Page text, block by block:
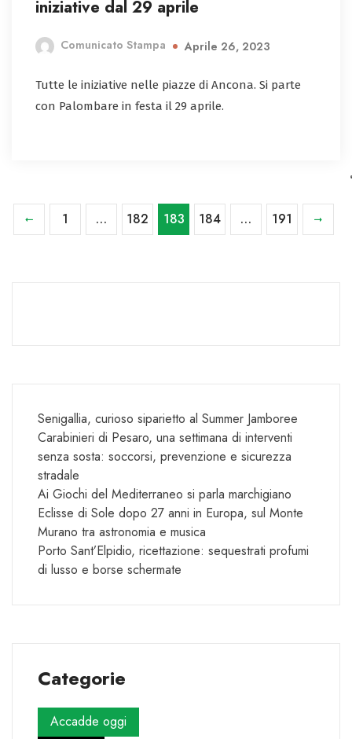
iniziative dal 29 aprile
Comunicato Stampa Aprile 26, 2023
Tutte le iniziative nelle piazze di Ancona. Si parte
con Palombare in festa il 29 aprile.
1 … 182 183 184 … 191
Senigallia, curioso siparietto al Summer Jamboree
Carabinieri di Pesaro, una settimana di interventi
senza sosta: soccorsi, prevenzione e sicurezza
stradale
Ai Giochi del Mediterraneo si parla marchigiano
Eclisse di Sole dopo 27 anni in Europa, sul Monte
Murano tra astronomia e musica
Porto Sant’Elpidio, ricettazione: sequestrati profumi
di lusso e borse schermate
Categorie
Accadde oggi